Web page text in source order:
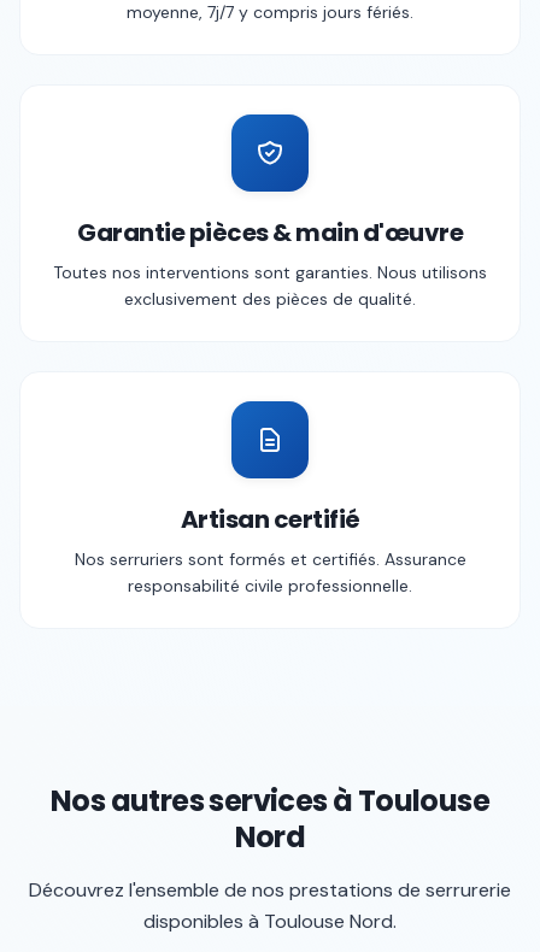
moyenne, 7j/7 y compris jours fériés.
Garantie pièces & main d'œuvre
Toutes nos interventions sont garanties. Nous utilisons
exclusivement des pièces de qualité.
Artisan certifié
Nos serruriers sont formés et certifiés. Assurance
responsabilité civile professionnelle.
Nos autres services àToulouse
Nord
Découvrez l'ensemble de nos prestations de serrurerie
disponibles à Toulouse Nord.